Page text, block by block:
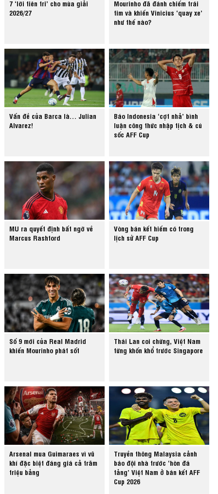
7 ‘lời tiên tri’ cho mùa giải
2026/27
Mourinho đã đánh chiếm trái
tim và khiến Vinicius ‘quay xe’
như thế nào?
Vấn đề của Barca là… Julian
Alvarez!
Báo Indonesia ‘cợt nhả’ bình
luận công thức nhập tịch & cú
sốc AFF Cup
MU ra quyết định bất ngờ về
Marcus Rashford
Vòng bán kết hiếm có trong
lịch sử AFF Cup
Số 9 mới của Real Madrid
khiến Mourinho phát sốt
Thái Lan coi chừng, Việt Nam
từng khốn khổ trước Singapore
Arsenal mua Guimaraes vì vũ
khí đặc biệt đáng giá cả trăm
triệu bảng
Truyền thông Malaysia cảnh
báo đội nhà trước ‘hòn đá
tảng’ Việt Nam ở bán kết AFF
Cup 2026